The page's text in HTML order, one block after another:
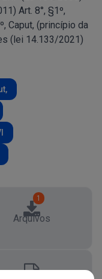
Art. 8°, §1º,
Caput, (princípio da
(lei 14.133/2021)
1
Arquivos